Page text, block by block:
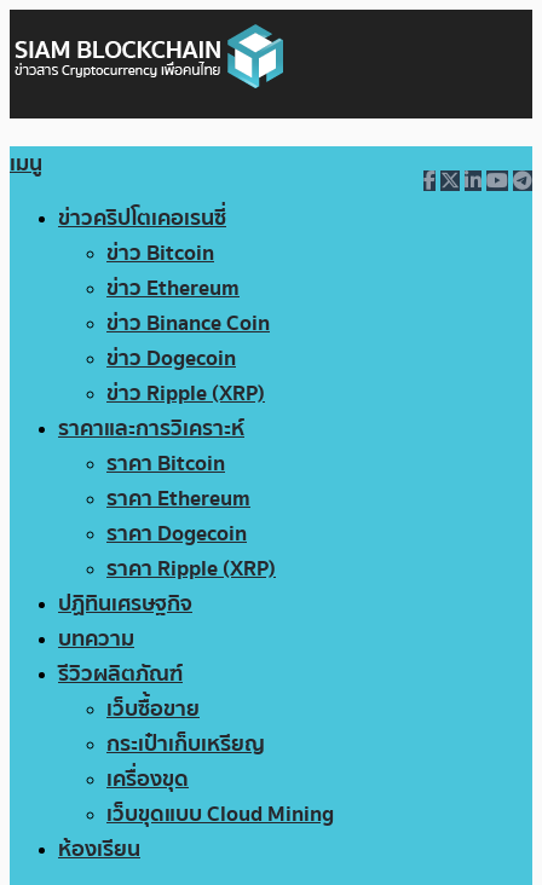
เมนู
ข่าวคริปโตเคอเรนซี่
ข่าว Bitcoin
ข่าว Ethereum
ข่าว Binance Coin
ข่าว Dogecoin
ข่าว Ripple (XRP)
ราคาและการวิเคราะห์
ราคา Bitcoin
ราคา Ethereum
ราคา Dogecoin
ราคา Ripple (XRP)
ปฏิทินเศรษฐกิจ
บทความ
รีวิวผลิตภัณฑ์
เว็บซื้อขาย
กระเป๋าเก็บเหรียญ
เครื่องขุด
เว็บขุดแบบ Cloud Mining
ห้องเรียน